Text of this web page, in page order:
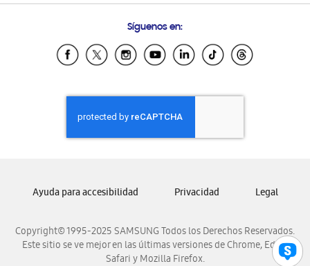
Samsung Ecuador
Samsung El Salvador
Samsung Honduras
Samsung Nicaragua
Samsung Panamá
Samsung Venezuela
Síguenos en:
Copyright© 1995-2025 SAMSUNG Todos los Derechos Reservados.
Este sitio se ve mejor en las últimas versiones de Chrome, Edge,
Safari y Mozilla Firefox.
Ayuda para accesibilidad Privacidad Legal